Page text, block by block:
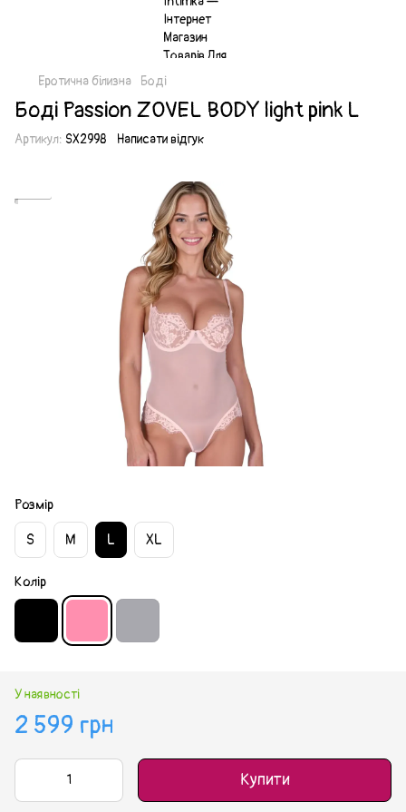
Еротична білизна Боді
Боді Passion ZOVEL BODY light pink L
Артикул: SX2998 Написати відгук
Розмір
S M L XL
Колір
У наявності
2 599 грн
Купити